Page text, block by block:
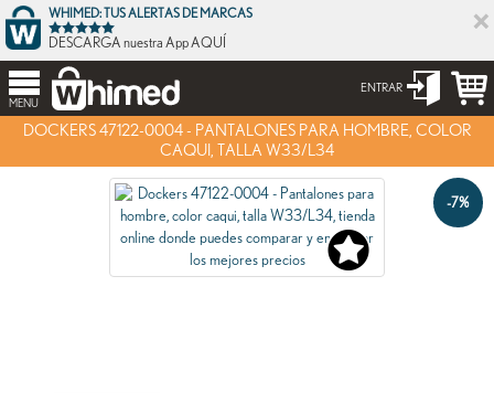
×
WHIMED: TUS ALERTAS DE MARCAS
DESCARGA nuestra App AQUÍ
MENU
ENTRAR
DOCKERS 47122-0004 - PANTALONES PARA HOMBRE, COLOR
CAQUI, TALLA W33/L34
-7%